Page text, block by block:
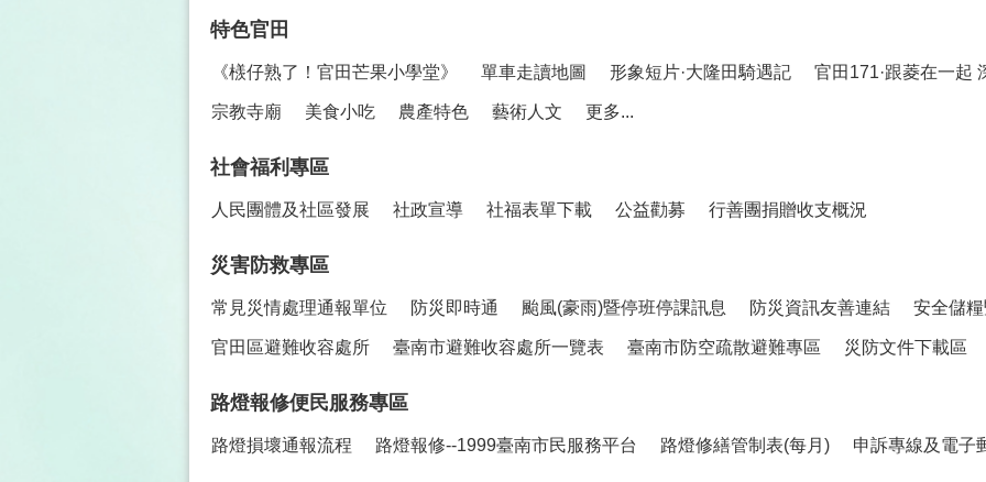
特色官田
《檨仔熟了！官田芒果小學堂》 單車走讀地圖 形象短片·大隆田騎遇記 官田171·跟菱在一起
宗教寺廟 美食小吃 農產特色 藝術人文 更多...
社會福利專區
人民團體及社區發展 社政宣導 社福表單下載 公益勸募 行善團捐贈收支概況
災害防救專區
常見災情處理通報單位 防災即時通 颱風(豪雨)暨停班停課訊息 防災資訊友善連結 安全儲
官田區避難收容處所 臺南市避難收容處所一覽表 臺南市防空疏散避難專區 災防文件下載區
路燈報修便民服務專區
路燈損壞通報流程 路燈報修--1999臺南市民服務平台 路燈修繕管制表(每月) 申訴專線及電子